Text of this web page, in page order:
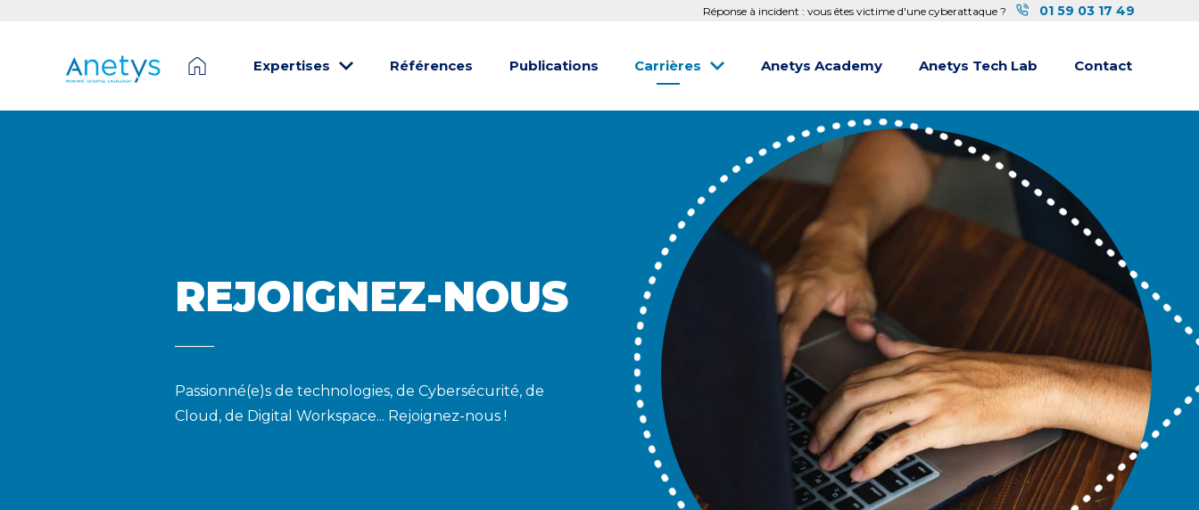
Réponse à incident : vous êtes victime d'une cyberattaque ? 01 59 03 17 49
Expertises Références Publications Carrières Anetys Academy Anetys Tech Lab Contact
REJOIGNEZ-NOUS
Passionné(e)s de technologies, de Cybersécurité, de
Cloud, de Digital Workspace... Rejoignez-nous !